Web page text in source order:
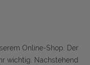
Online-Shop. Der
wichtig. Nachstehend